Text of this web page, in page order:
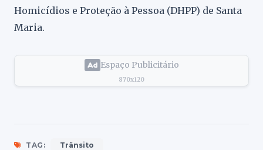
Homicídios e Proteção à Pessoa (DHPP) de Santa
Maria.
Espaço Publicitário
870x120
TAG: Trânsito